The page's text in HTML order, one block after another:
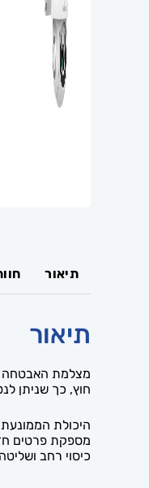
תיאור
תיאור
חוץ, כך שניתן
מספקת פרטים
כיסוי רחב